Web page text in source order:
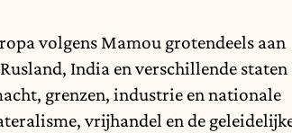
volgens Mamou grotendeels aan
India en verschillende staten
grenzen, industrie en nationale
vrijhandel en de